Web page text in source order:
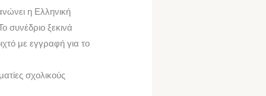
η Ελληνική
ξεκινά
με εγγραφή για το
σχολικούς